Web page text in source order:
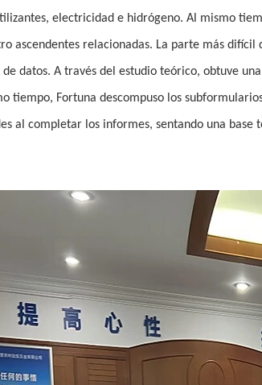
electricidad e hidrógeno. Al mismo
ascendentes relacionadas. La parte más
datos. A través del estudio teórico, obtuve
tiempo, Fortuna descompuso los
al completar los informes, sentando una base